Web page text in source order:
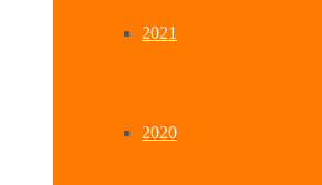
2021
2020